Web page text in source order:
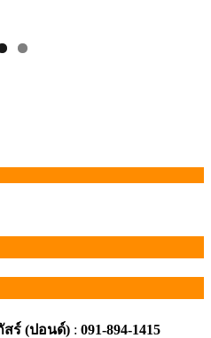
ร์ (ปอนด์) : 091-894-1415